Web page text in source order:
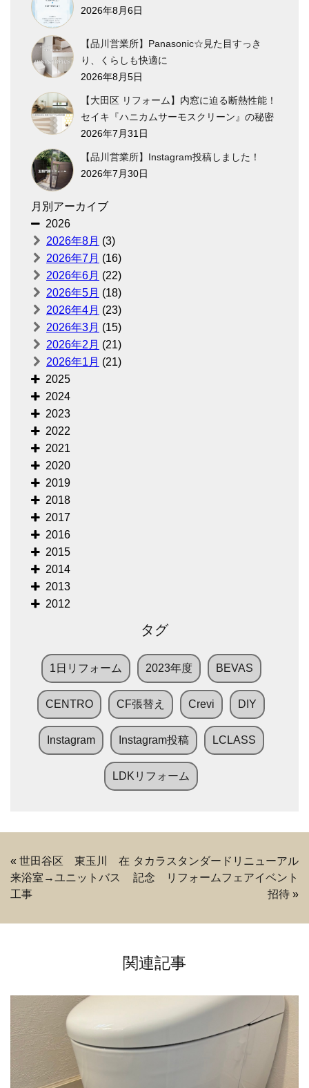
2026年8月6日
【品川営業所】Panasonic☆見た目すっき
り、くらしも快適に
2026年8月5日
【大田区 リフォーム】内窓に迫る断熱性能！
セイキ『ハニカムサーモスクリーン』の秘密
2026年7月31日
【品川営業所】Instagram投稿しました！
2026年7月30日
月別アーカイブ
2026
2026年8月 (3)
2026年7月 (16)
2026年6月 (22)
2026年5月 (18)
2026年4月 (23)
2026年3月 (15)
2026年2月 (21)
2026年1月 (21)
2025
2024
2023
2022
2021
2020
2019
2018
2017
2016
2015
2014
2013
2012
タグ
1日リフォーム 2023年度 BEVAS
CENTRO CF張替え Crevi DIY
Instagram Instagram投稿 LCLASS
LDKリフォーム
« 世田谷区 東玉川 在
来浴室→ユニットバス
工事
タカラスタンダードリニューアル
記念 リフォームフェアイベント
招待 »
関連記事